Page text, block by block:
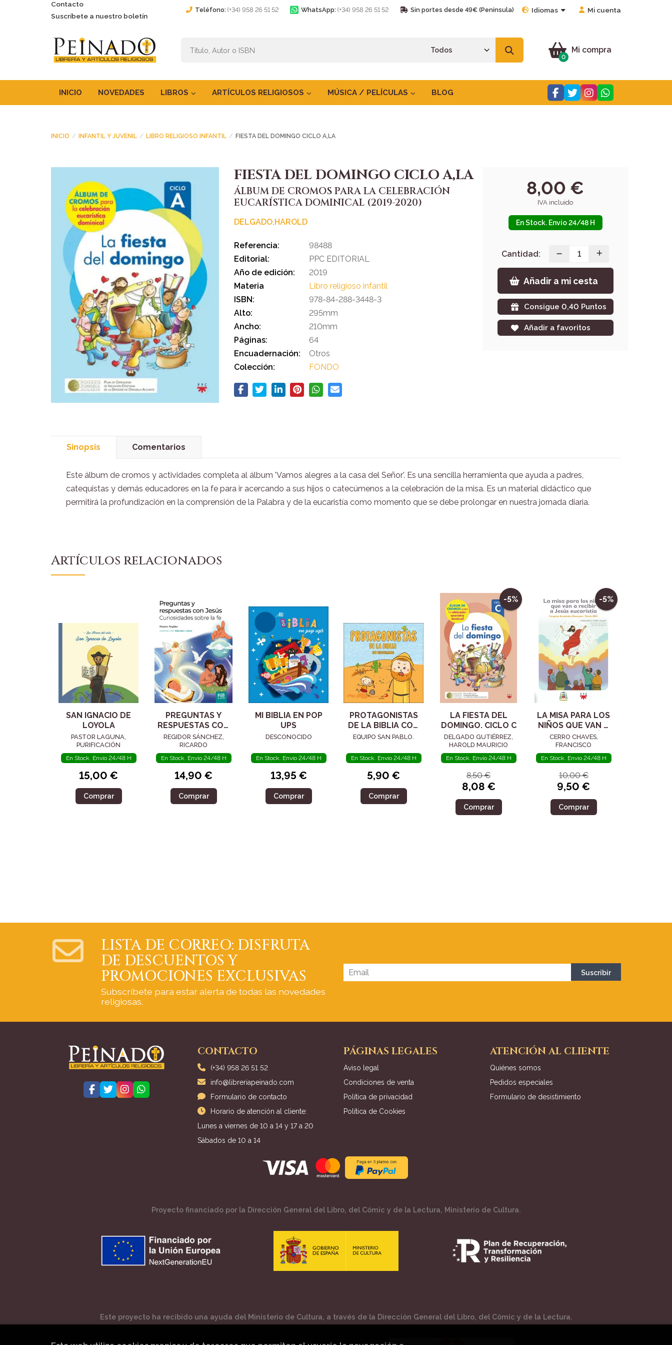
Contacto
Suscríbete a nuestro boletín
Teléfono: (+34) 958 26 51 52 WhatsApp: (+34) 958 26 51 52 Sin portes desde 49€ (Peninsula) Idiomas Mi cuenta
Mi compra
0
INICIO NOVEDADES LIBROS ARTÍCULOS RELIGIOSOS MÚSICA / PELÍCULAS BLOG
INICIO INFANTIL Y JUVENIL LIBRO RELIGIOSO INFANTIL FIESTA DEL DOMINGO CICLO A,LA
FIESTA DEL DOMINGO CICLO A,LA
ÁLBUM DE CROMOS PARA LA CELEBRACIÓN
EUCARÍSTICA DOMINICAL (2019-2020)
DELGADO,HAROLD
Referencia:
98488
Editorial:
PPC EDITORIAL
Año de edición:
2019
Materia
Libro religioso infantil
ISBN:
978-84-288-3448-3
Alto:
295mm
Ancho:
210mm
Páginas:
64
Encuadernación:
Otros
Colección:
FONDO
8,00 €
IVA incluido
En Stock. Envío 24/48 H
Cantidad:
Añadir a mi cesta
Consigue 0,40 Puntos
Añadir a favoritos
Sinopsis Comentarios
Este álbum de cromos y actividades completa al álbum 'Vamos alegres a la casa del Señor'. Es una sencilla herramienta que ayuda a padres,
catequistas y demás educadores en la fe para ir acercando a sus hijos o catecúmenos a la celebración de la misa. Es un material didáctico que
permitirá la profundización en la comprensión de la Palabra y de la eucaristía como momento que se debe prolongar en nuestra jornada diaria.
Artículos relacionados
SAN IGNACIO DE
LOYOLA
PASTOR LAGUNA,
PURIFICACIÓN
En Stock. Envío 24/48 H
15,00 €
Comprar
PREGUNTAS Y
RESPUESTAS CON
JESÚS
REGIDOR SÁNCHEZ,
RICARDO
En Stock. Envío 24/48 H
14,90 €
Comprar
MI BIBLIA EN POP
UPS
DESCONOCIDO
En Stock. Envío 24/48 H
13,95 €
Comprar
PROTAGONISTAS
DE LA BIBLIA CON
PICTOGRAMAS
EQUIPO SAN PABLO.
En Stock. Envío 24/48 H
5,90 €
Comprar
-5%
LA FIESTA DEL
DOMINGO. CICLO C
DELGADO GUTIÉRREZ,
HAROLD MAURICIO
En Stock. Envío 24/48 H
8,50 €
8,08 €
Comprar
-5%
LA MISA PARA LOS
NIÑOS QUE VAN A
RECIBIR A JESÚS
EUCARISTÍA
CERRO CHAVES,
FRANCISCO
En Stock. Envío 24/48 H
10,00 €
9,50 €
Comprar
LISTA DE CORREO: DISFRUTA
DE DESCUENTOS Y
PROMOCIONES EXCLUSIVAS
Subscríbete para estar alerta de todas las novedades
religiosas.
CONTACTO
(+34) 958 26 51 52
info@libreriapeinado.com
Formulario de contacto
Horario de atención al cliente:
Lunes a viernes de 10 a 14 y 17 a 20
Sábados de 10 a 14
PÁGINAS LEGALES
Aviso legal
Condiciones de venta
Política de privacidad
Política de Cookies
ATENCIÓN AL CLIENTE
Quiénes somos
Pedidos especiales
Formulario de desistimiento
Proyecto financiado por la Dirección General del Libro, del Cómic y de la Lectura, Ministerio de Cultura.
Este proyecto ha recibido una ayuda del Ministerio de Cultura, a través de la Dirección General del Libro, del Cómic y de la Lectura.